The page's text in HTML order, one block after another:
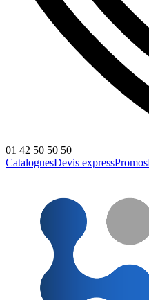
01 42 50 50 50
CataloguesDevis expressPromos